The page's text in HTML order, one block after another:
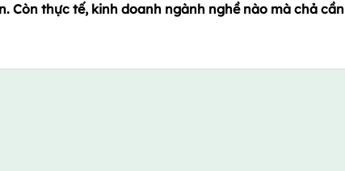
Còn thực tế, kinh doanh ngành nghề nào mà chả cần